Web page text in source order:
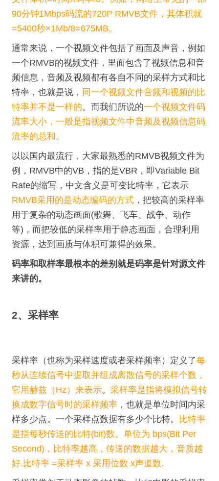
90分钟1Mbps码流的720P RMVB文件，其体积就
=5400秒×1Mb/8=675MB。
通常来说，一个视频文件包括了画面及声音，例如
一个RMVB的视频文件，里面包含了视频信息和音
频信息，音频及视频都有各自不同的采样方式和比
特率，也就是说， 同一个视频文件音频和视频的比
特率并不是一样的。而我们所说的一个视频文件码
流率大小，一般是指视频文件中音频及视频信息码
流率的总和。
以以国内最流行，大家最熟悉的RMVB视频文件为
例，RMVB中的VB，指的是VBR，即Variable Bit
Rate的缩写，中文含义是可变比特率，它表示
RMVB采用的是动态编码的方式 ，把较高的采样率
用于复杂的动态画面(歌舞、飞车、战争、动作
等)，而把较低的采样率用于静态画面，合理利用
资源，达到画质与体积可兼得的效果。
码率和取样率最根本的差别就是码率是针对源文件
来讲的。
2、采样率
采样率（也称为采样速度或者采样频率）定义了每
秒从连续信号中提取并组成离散信号的采样个数，
它用赫兹（Hz）来表示。 采样率是指将模拟信号转
换成数字信号时的采样频率 ，也就是单位时间内采
样多少点。一个采样点数据有多少个比特。
比特率
是指每秒传送的比特(bit)数。单位为 bps(Bit Per
Second)，比特率越高，传送的数据越大，音质越
好.比特率 =采样率 x 采用位数 x声道数.